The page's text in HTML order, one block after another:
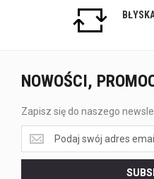
NOWOŚCI,
Zapisz się do naszego
Zapisz
się
do